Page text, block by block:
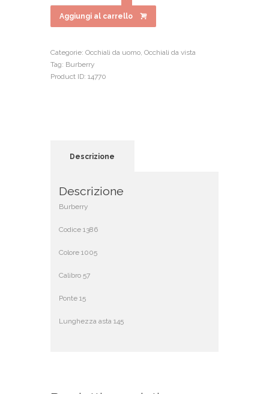
€263.00.
quantità
Aggiungi al carrello
Categorie: Occhiali da uomo, Occhiali da vista
Tag: Burberry
Product ID: 14770
Descrizione
Descrizione
Burberry
Codice 1386
Colore 1005
Calibro 57
Ponte 15
Lunghezza asta 145